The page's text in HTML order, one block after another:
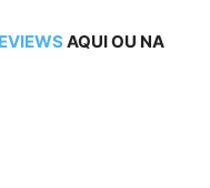
AQUI OU NA